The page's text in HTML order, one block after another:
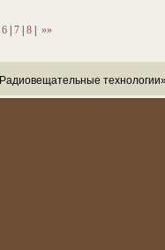
6 7 8 »»